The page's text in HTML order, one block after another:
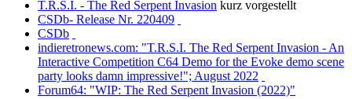
T.R.S.I. - The Red Serpent Invasion kurz vorgestellt
CSDb- Release Nr. 220409
CSDb
indieretronews.com: "T.R.S.I. The Red Serpent Invasion - An
Interactive Competition C64 Demo for the Evoke demo scene
party looks damn impressive!"; August 2022
Forum64: "WIP: The Red Serpent Invasion (2022)"